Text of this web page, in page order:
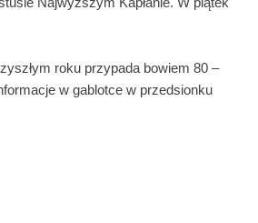
roku przypada bowiem 80 –
w gablotce w przedsionku